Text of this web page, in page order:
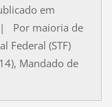
em
Por maioria de
Federal (STF)
Mandado de